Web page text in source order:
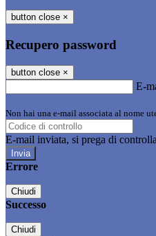
button close ×
Recupero password
button close ×
E-
Non hai una e-mail associata al nome
E-mail inviata, si prega di
Errore
Chiudi
Successo
Chiudi